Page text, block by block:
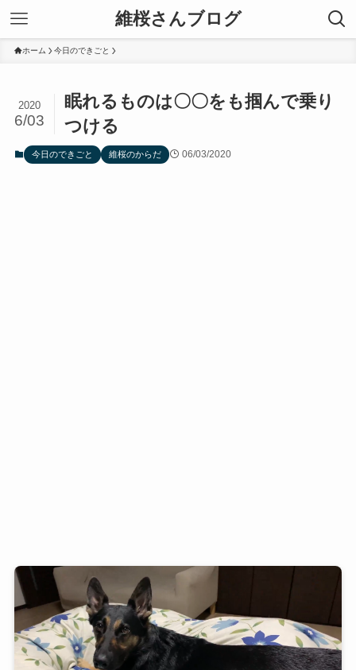
維桜さんブログ
ホーム 今日のできごと
眠れるものは〇〇をも掴んで乗り
つける
2020
6/03
今日のできごと 維桜のからだ 06/03/2020